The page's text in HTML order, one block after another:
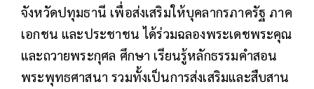
จังหวัดปทุมธานี เพื่อส่งเสริมให้บุคลากรภาครัฐ ภาค
เอกชน และประชาชน ได้ร่วมฉลองพระเดชพระคุณ
และถวายพระกุศล ศึกษา เรียนรู้หลักธรรมคำสอน
พระพุทธศาสนา รวมทั้งเป็นการส่งเสริมและสืบสาน